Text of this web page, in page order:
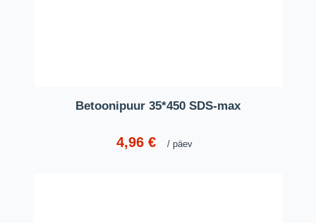
Betoonipuur 35*450 SDS-max
4,96 € päev